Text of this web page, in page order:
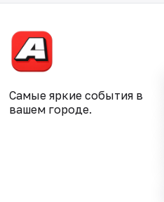
Самые яркие события в
вашем городе.